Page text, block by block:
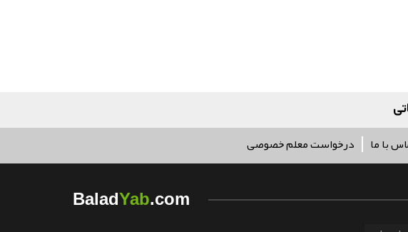
می‌با
با ما درخواست معلم خصوصی
BaladYab.com